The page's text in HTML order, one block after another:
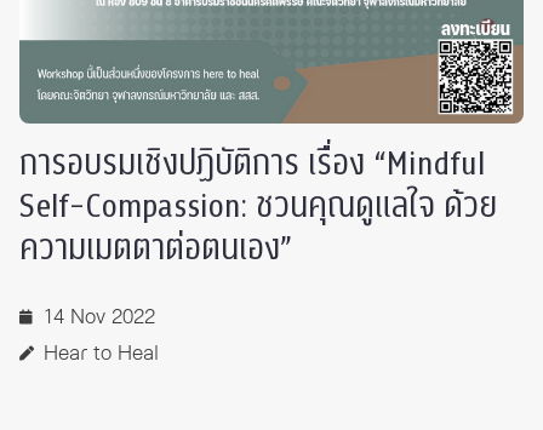
การอบรมเชิงปฏิบัติการ เรื่อง “Mindful
Self-Compassion: ชวนคุณดูแลใจ ด้วย
ความเมตตาต่อตนเอง”
14 Nov 2022
Hear to Heal